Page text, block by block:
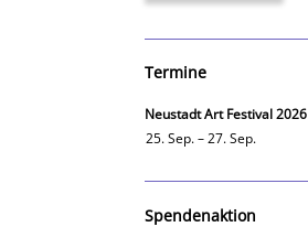
Termine
Neustadt Art Festival 2026
25. Sep. – 27. Sep.
Spendenaktion